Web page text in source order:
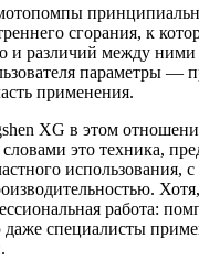
сгорания, к
и различий между
параметры —
применения.
XG в этом
это техника,
использования,
работа:
даже специалисты